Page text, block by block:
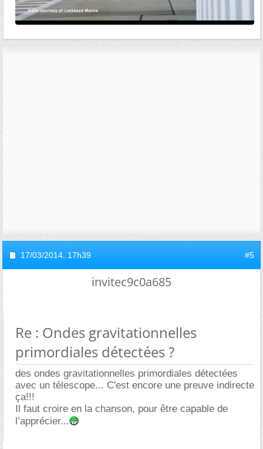
17/03/2014, 17h39 #5
invitec9c0a685
Re : Ondes gravitationnelles
primordiales détectées ?
des ondes gravitationnelles primordiales détectées
avec un télescope... C'est encore une preuve indirecte
ça!!!
Il faut croire en la chanson, pour être capable de
l’apprécier...